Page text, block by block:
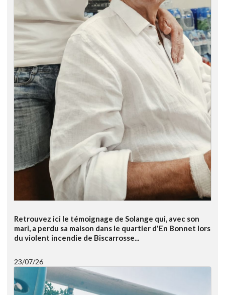
Retrouvez ici le témoignage de Solange qui, avec son
mari, a perdu sa maison dans le quartier d'En Bonnet lors
du violent incendie de Biscarrosse...
23/07/26